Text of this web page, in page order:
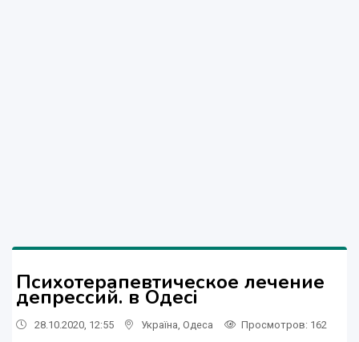
Психотерапевтическое лечение
депрессий. в Одесі
28.10.2020, 12:55 Україна Одеса Просмотров: 162